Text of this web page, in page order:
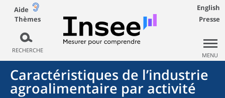
Aide
Thèmes
RECHERCHE
English
Presse
MENU
Caractéristiques de l’industrie
agroalimentaire par activité